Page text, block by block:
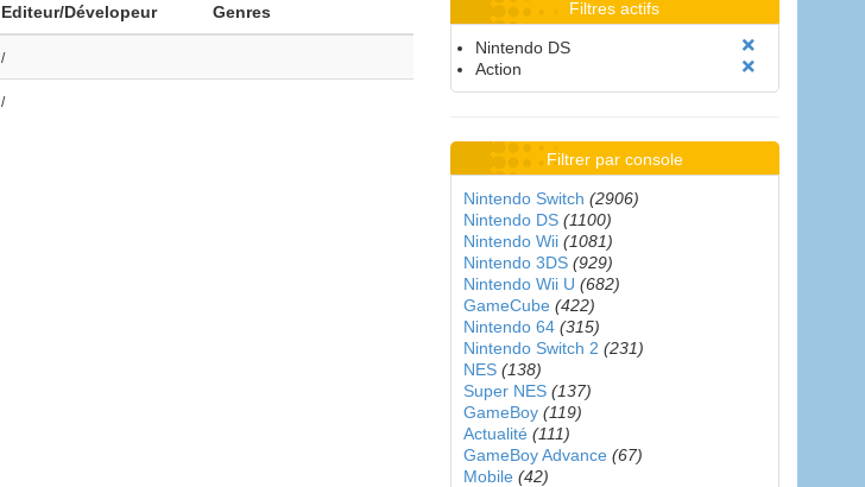
Editeur/Dévelopeur Genres
/
/
Filtres actifs
Nintendo DS
Action
Filtrer par console
Nintendo Switch (2906)
Nintendo DS (1100)
Nintendo Wii (1081)
Nintendo 3DS (929)
Nintendo Wii U (682)
GameCube (422)
Nintendo 64 (315)
Nintendo Switch 2 (231)
NES (138)
Super NES (137)
GameBoy (119)
Actualité (111)
GameBoy Advance (67)
Mobile (42)